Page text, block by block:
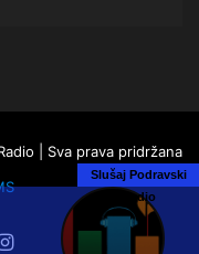
| Sva prava pridržana
Instagram
Slušaj Podravski
Radio